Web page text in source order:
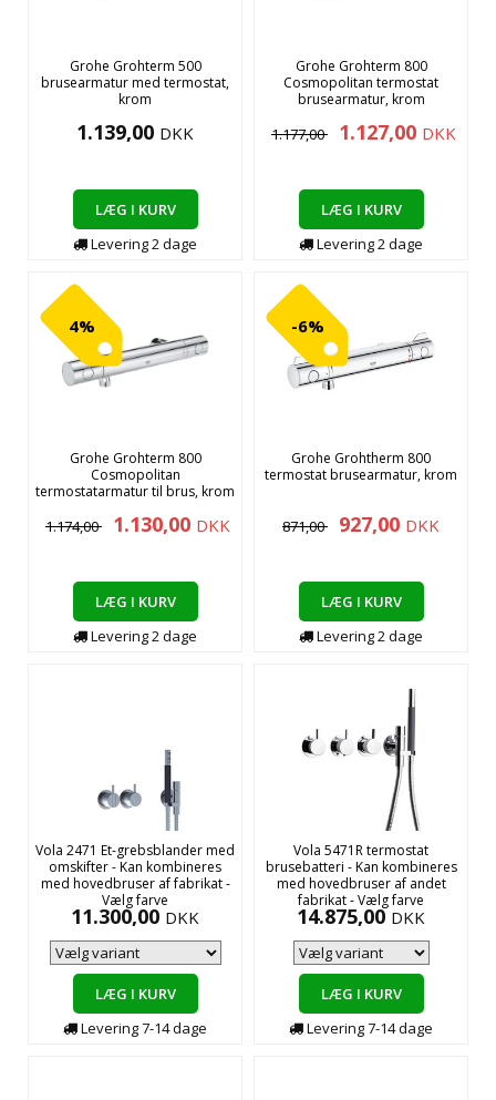
Grohe Grohterm 500
brusearmatur med termostat,
krom
1.139,00 DKK
LÆG I KURV
Levering2dage
Grohe Grohterm 800
Cosmopolitan termostat
brusearmatur, krom
1.177,00 1.127,00 DKK
LÆG I KURV
Levering2dage
4%
Grohe Grohterm 800
Cosmopolitan
termostatarmatur til brus, krom
1.174,00 1.130,00 DKK
LÆG I KURV
Levering2dage
-6%
Grohe Grohtherm 800
termostat brusearmatur, krom
871,00 927,00 DKK
LÆG I KURV
Levering2dage
Vola 2471 Et-grebsblander med
omskifter - Kan kombineres
med hovedbruser af fabrikat -
Vælg farve
11.300,00 DKK
LÆG I KURV
Levering7-14dage
Vola 5471R termostat
brusebatteri - Kan kombineres
med hovedbruser af andet
fabrikat - Vælg farve
14.875,00DKK
LÆG I KURV
Levering7-14dage